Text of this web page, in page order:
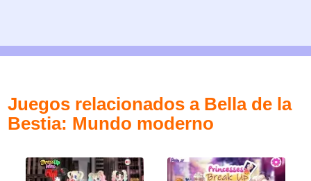
Juegos relacionados a Bella de la
Bestia: Mundo moderno